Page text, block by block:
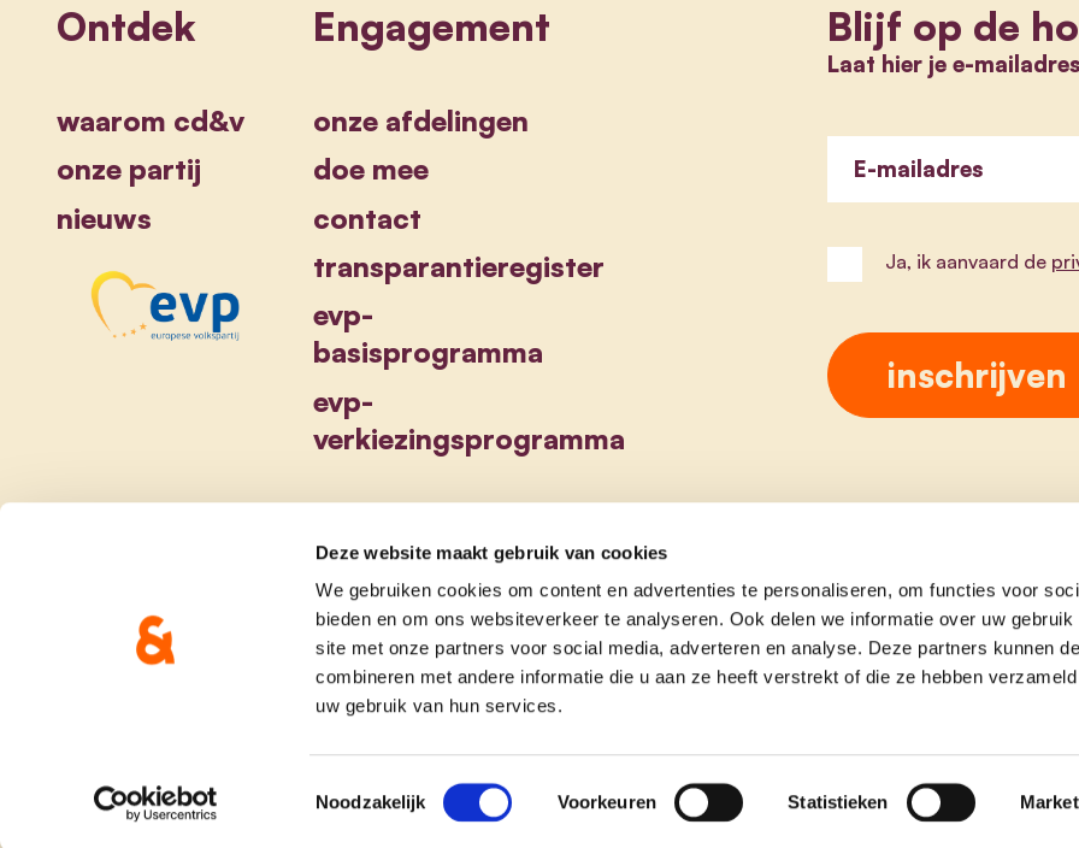
Deze website maakt gebruik van cookies
We gebruiken cookies om content en advertenties te personaliseren, om functies voor
bieden en om ons websiteverkeer te analyseren. Ook delen we informatie over uw gebruik
site met onze partners voor social media, adverteren en analyse. Deze partners kunnen
combineren met andere informatie die u aan ze heeft verstrekt of die ze hebben
uw gebruik van hun services.
Toestemmingsselectie
Noodzakelijk Voorkeuren Statistieken
Ontdek
waarom cd&v
onze partij
nieuws
Engagement
onze afdelingen
doe mee
contact
transparantieregister
evp-
basisprogramma
evp-
verkiezingsprogramma
Blijf op de
Laat hier je e-
E-mailadres
Ja, ik aanvaard de